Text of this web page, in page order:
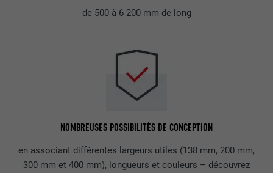
de 500 à 6 200 mm de long
NOMBREUSES POSSIBILITÉS DE CONCEPTION
en associant différentes largeurs utiles (138 mm, 200 mm,
300 mm et 400 mm), longueurs et couleurs – découvrez